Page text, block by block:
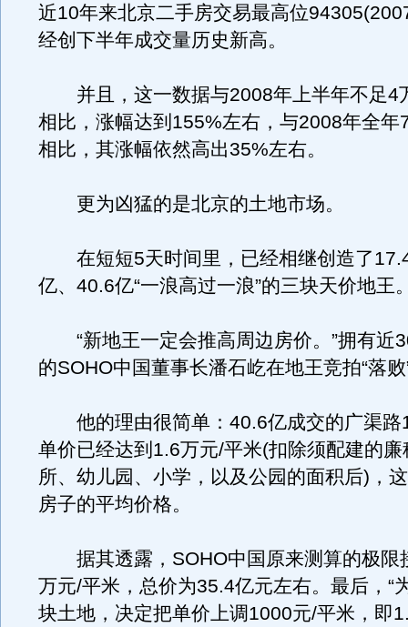
近10年来北京二手房交易最高位
经创下半年成交量历史新高。
并且，这一数据与2008年上半年不足4
相比，涨幅达到155%左右，与2008年全年
相比，其涨幅依然高出35%左右。
更为凶猛的是北京的土地市场。
在短短5天时间里，已经相继创造了
亿、40.6亿“一浪高过一浪”的三块天价地王
“新地王一定会推高周边房价。”拥有近
的SOHO中国董事长潘石屹在地王竞拍“落
他的理由很简单：40.6亿成交的广渠路
单价已经达到1.6万元/平米(扣除须配建的廉
所、幼儿园、小学，以及公园的面积后)，
房子的平均价格。
据其透露，SOHO中国原来测算的极限
万元/平米，总价为35.4亿元左右。最后，“
块土地，决定把单价上调1000元/平米，即